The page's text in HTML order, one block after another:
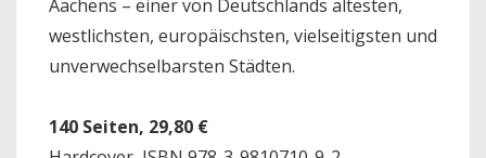
Aachens – einer von Deutschlands ältesten,
westlichsten, europäischsten, vielseitigsten und
unverwechselbarsten Städten.
140 Seiten, 29,80 €